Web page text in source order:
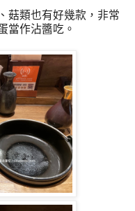
菇類也有好幾款，非常
當作沾醬吃。